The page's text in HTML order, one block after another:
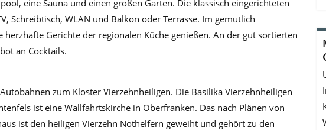
eine Sauna und einen großen Garten. Die klassisch eingerichteten
Schreibtisch, WLAN und Balkon oder Terrasse. Im gemütlich
herzhafte Gerichte der regionalen Küche genießen. An der gut sortierten
an Cocktails.
zum Kloster Vierzehnheiligen. Die Basilika Vierzehnheiligen
ist eine Wallfahrtskirche in Oberfranken. Das nach Plänen von
ist den heiligen Vierzehn Nothelfern geweiht und gehört zu den